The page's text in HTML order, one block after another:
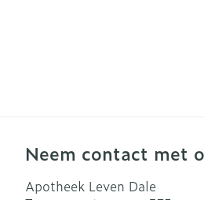
Neem contact met
Apotheek Leven Dale